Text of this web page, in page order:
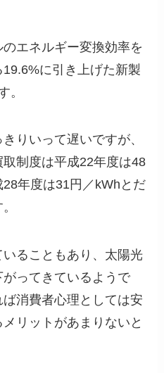
エネルギー変換効率を
に引き上げた新製
。
りいって遅いですが、
制度は平成22年度は48
年度は31円／kWhとだ
ることもあり、太陽光
ってきているようで
消費者心理としては安
リットがあまりないと